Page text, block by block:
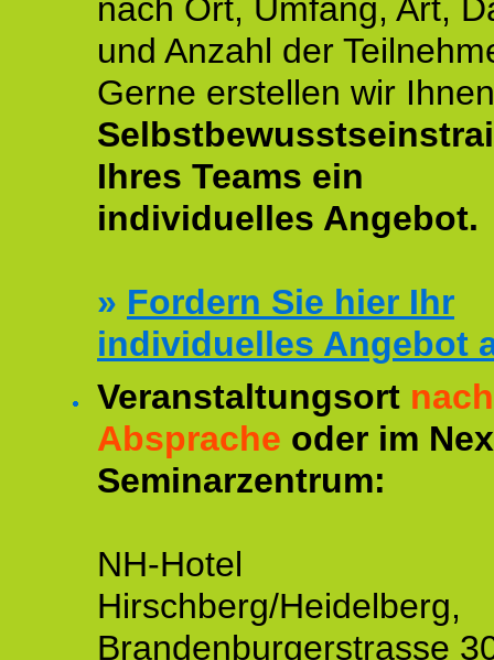
nach Ort, Umfang, Art,
und Anzahl der
Gerne erstellen wir
Ihres Teams ein
individuelles Angebot.
» Fordern Sie hier Ihr
individuelles Angebot
Veranstaltungsort nach
Absprache oder im
Seminarzentrum:
NH-Hotel
Hirschberg/Heidelberg,
Brandenburgerstrasse